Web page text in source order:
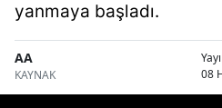
yanmaya başladı.
AA
KAYNAK
08